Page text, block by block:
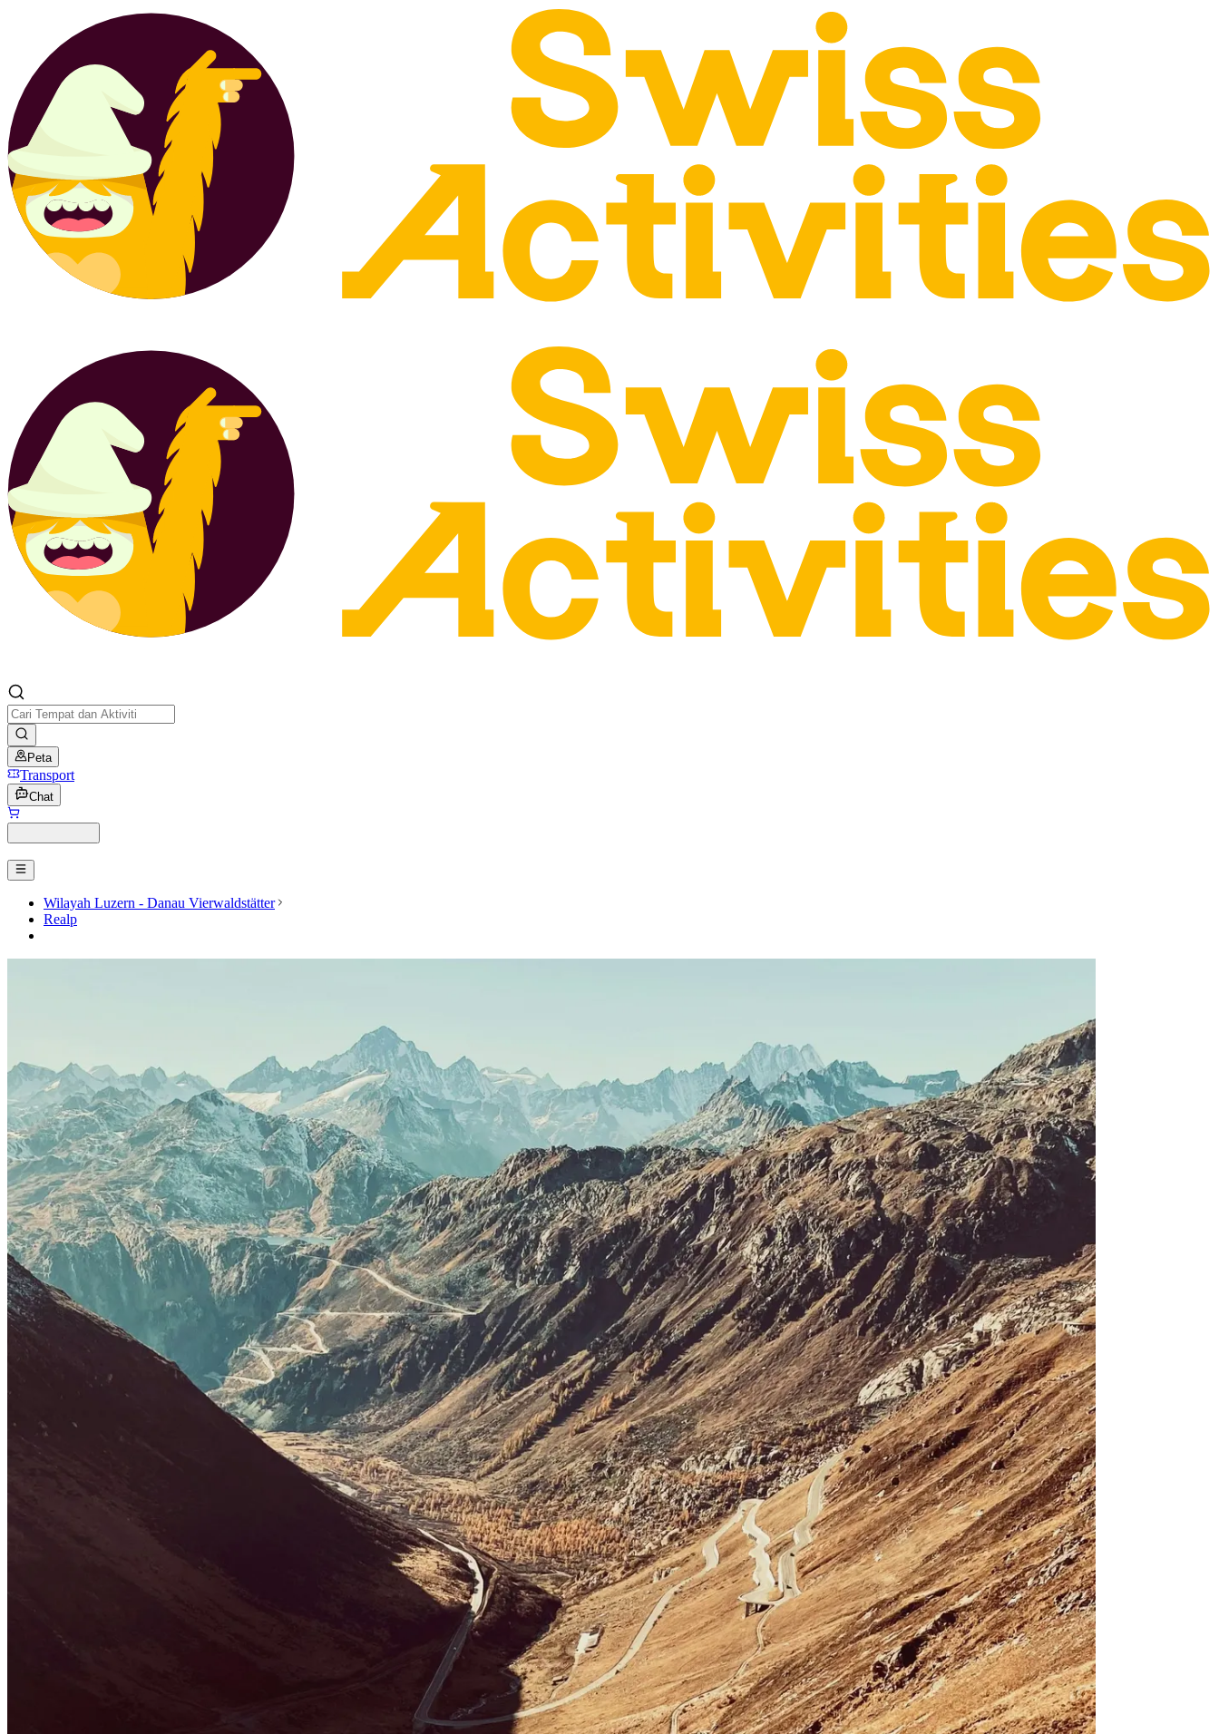
Peta
Transport
Chat
Wilayah Luzern - Danau Vierwaldstätter
Realp